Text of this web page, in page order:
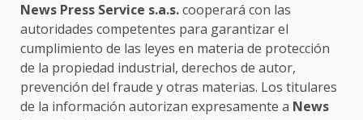
News Press Service s.a.s.cooperará con las
autoridades competentes para garantizar el
cumplimiento de las leyes en materia de protección
de la propiedad industrial, derechos de autor,
prevención del fraude y otras materias. Los titulares
de la información autorizan expresamente a News